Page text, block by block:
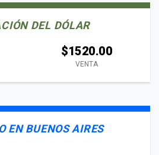
DEL DÓLAR
$1520.00
VENTA
EN BUENOS AIRES